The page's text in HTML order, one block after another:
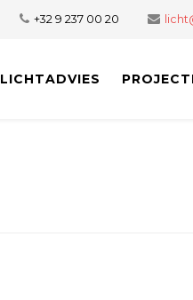
+32 9 237 00 20
LICHTADVIES